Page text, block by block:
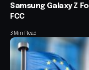
Samsung Galaxy Z
FCC
3 Min Read